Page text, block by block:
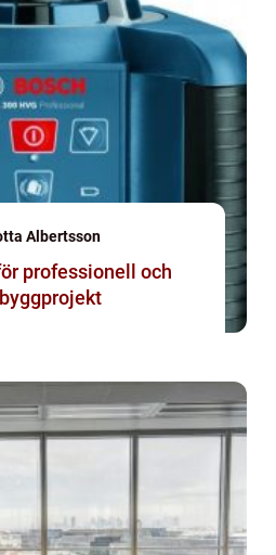
Albertsson
professionell och